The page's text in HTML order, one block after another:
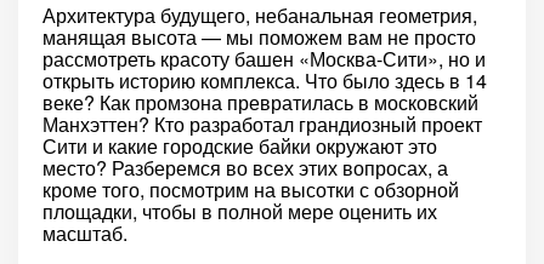
Архитектура будущего, небанальная геометрия,
манящая высота — мы поможем вам не просто
рассмотреть красоту башен «Москва-Сити», но и
открыть историю комплекса. Что было здесь в 14
веке? Как промзона превратилась в московский
Манхэттен? Кто разработал грандиозный проект
Сити и какие городские байки окружают это
место? Разберемся во всех этих вопросах, а
кроме того, посмотрим на высотки с обзорной
площадки, чтобы в полной мере оценить их
масштаб.